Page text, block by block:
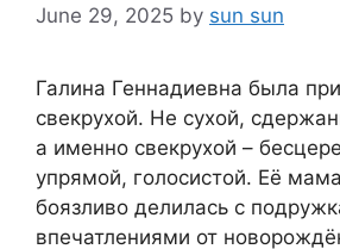
June 29, 2025 by sun sun
Галина Геннадиевна была
свекрухой. Не сухой,
а именно свекрухой –
упрямой, голосистой. Её
боязливо делилась с
впечатлениями от